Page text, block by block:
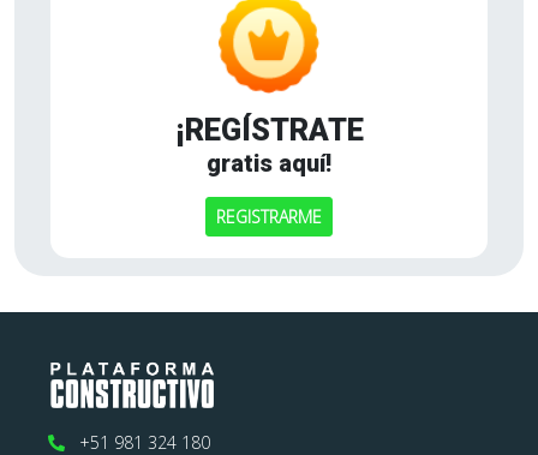
¡REGÍSTRATE
gratis aquí!
REGISTRARME
+51 981 324 180